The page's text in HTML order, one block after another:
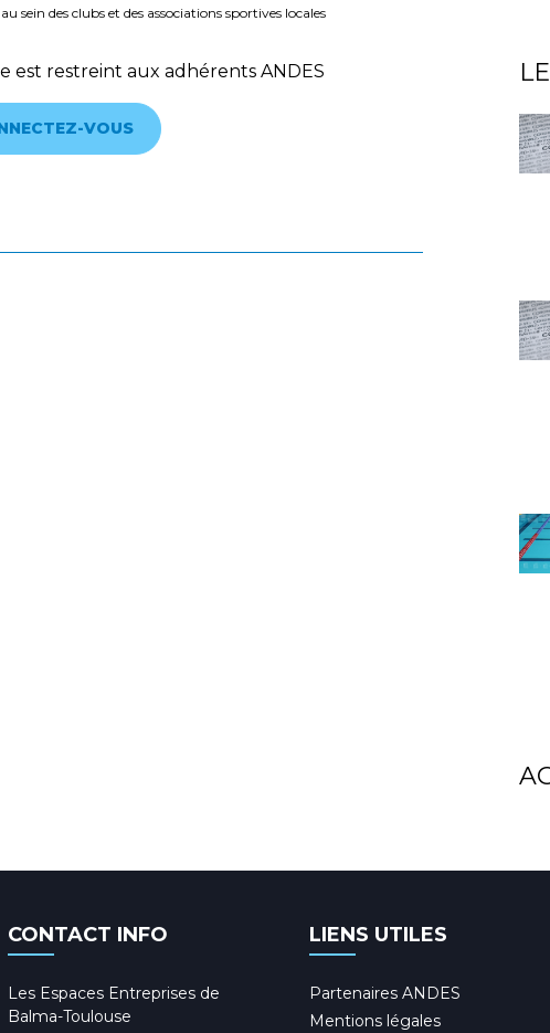
sein des clubs et des associations sportives locales
est restreint aux adhérents ANDES
VOUS
CONTACT INFO
Les Espaces Entreprises de
Balma-Toulouse
LIENS UTILES
Partenaires ANDES
Mentions légales